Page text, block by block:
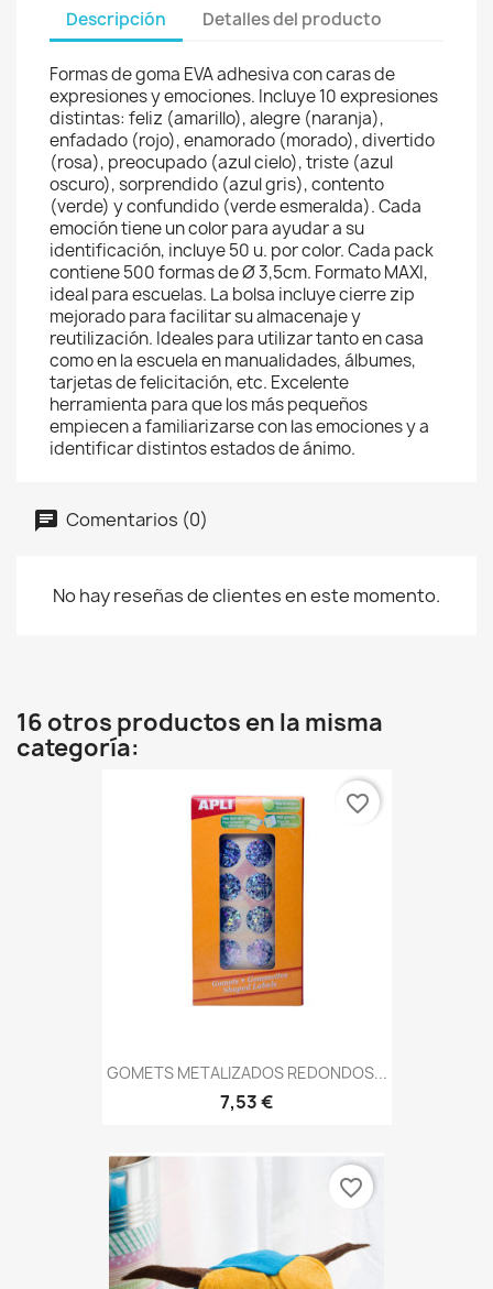
Descripción Detalles del producto
Formas de goma EVA adhesiva con caras de
expresiones y emociones. Incluye 10 expresiones
distintas: feliz (amarillo), alegre (naranja),
enfadado (rojo), enamorado (morado), divertido
(rosa), preocupado (azul cielo), triste (azul
oscuro), sorprendido (azul gris), contento
(verde) y confundido (verde esmeralda). Cada
emoción tiene un color para ayudar a su
identificación, incluye 50 u. por color. Cada pack
contiene 500 formas de Ø 3,5cm. Formato MAXI,
ideal para escuelas. La bolsa incluye cierre zip
mejorado para facilitar su almacenaje y
reutilización. Ideales para utilizar tanto en casa
como en la escuela en manualidades, álbumes,
tarjetas de felicitación, etc. Excelente
herramienta para que los más pequeños
empiecen a familiarizarse con las emociones y a
identificar distintos estados de ánimo.
Comentarios (0)
No hay reseñas de clientes en este momento.
16 otros productos en la misma
categoría:
GOMETS METALIZADOS REDONDOS...
7,53 €
favorite_border
favorite_border